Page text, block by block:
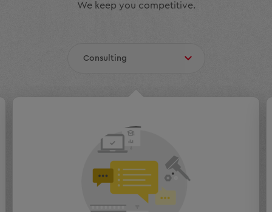
We keep you competitive.